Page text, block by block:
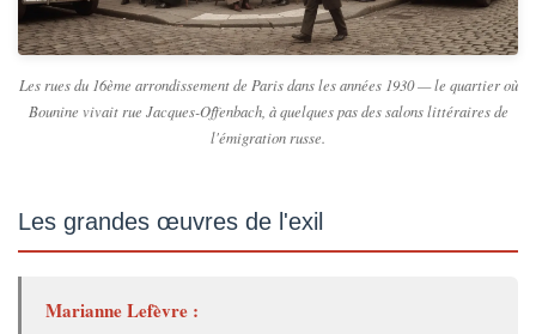
Les rues du 16ème arrondissement de Paris dans les années 1930 — le quartier où
Bounine vivait rue Jacques-Offenbach, à quelques pas des salons littéraires de
l'émigration russe.
Les grandes œuvres de l'exil
Marianne Lefèvre :